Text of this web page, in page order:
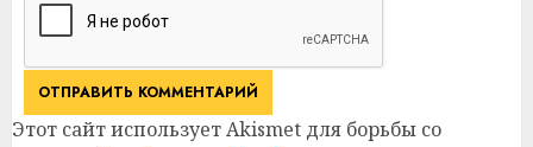
Этот сайт использует Akismet для борьбы со